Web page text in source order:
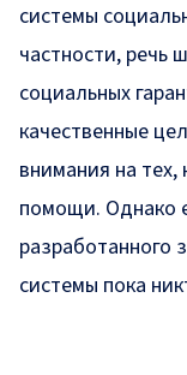
системы
частности, речь
социальных
качественные
внимания на
помощи. Однако
разработанного
системы пока